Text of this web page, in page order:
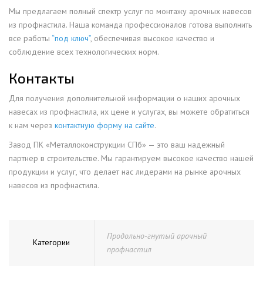
Мы предлагаем полный спектр услуг по монтажу арочных навесов
из профнастила. Наша команда профессионалов готова выполнить
все работы “под ключ”, обеспечивая высокое качество и
соблюдение всех технологических норм.
Контакты
Для получения дополнительной информации о наших арочных
навесах из профнастила, их цене и услугах, вы можете обратиться
к нам через контактную форму на сайте.
Завод ПК «Металлоконструкции СПб» — это ваш надежный
партнер в строительстве. Мы гарантируем высокое качество нашей
продукции и услуг, что делает нас лидерами на рынке арочных
навесов из профнастила.
Категории
Продольно-гнутый арочный
профнастил